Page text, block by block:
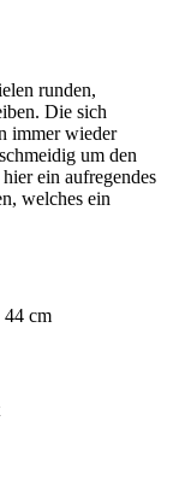
runden,
Die sich
immer wieder
um den
ein aufregendes
welches ein
44 cm